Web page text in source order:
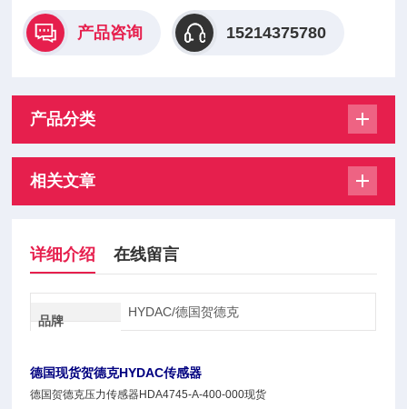
产品咨询 15214375780
产品分类
相关文章
详细介绍 在线留言
品牌
HYDAC/德国贺德克
德国现货贺德克HYDAC传感器
德国贺德克压力传感器HDA4745-A-400-000现货